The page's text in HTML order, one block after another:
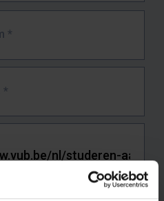
*
*
de pagina waar je de fout zag.